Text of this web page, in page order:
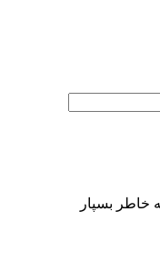
خاطر بسپار